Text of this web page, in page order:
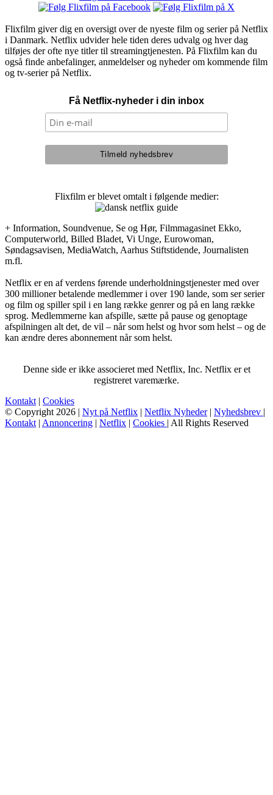
Flixfilm giver dig en oversigt over de nyeste film og serier på Netflix
i Danmark. Netflix udvider hele tiden deres udvalg og hver dag
tilføjes der ofte nye titler til streamingtjenesten. På Flixfilm kan du
også finde anbefalinger, anmeldelser og nyheder om kommende film
og tv-serier på Netflix.
Få Netflix-nyheder i din inbox
Flixfilm er blevet omtalt i følgende medier:
+ Information, Soundvenue, Se og Hør, Filmmagasinet Ekko,
Computerworld, Billed Bladet, Vi Unge, Eurowoman,
Søndagsavisen, MediaWatch, Aarhus Stiftstidende, Journalisten
m.fl.
Netflix er en af verdens førende underholdningstjenester med over
300 millioner betalende medlemmer i over 190 lande, som ser serier
og film og spiller spil i en lang række genrer og på en lang række
sprog. Medlemmerne kan afspille, sætte på pause og genoptage
afspilningen alt det, de vil – når som helst og hvor som helst – og de
kan ændre deres abonnement når som helst.
Denne side er ikke associeret med Netflix, Inc. Netflix er et
registreret varemærke.
Kontakt | Cookies
© Copyright 2026 | Nyt på Netflix | Netflix Nyheder| Nyhedsbrev |
Kontakt | Annoncering | Netflix | Cookies | All Rights Reserved